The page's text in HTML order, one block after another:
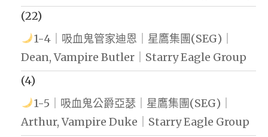
(22)
1-4｜吸血鬼管家迪恩｜星鷹集團(SEG)｜
Dean, Vampire Butler｜Starry Eagle Group
(4)
1-5｜吸血鬼公爵亞瑟｜星鷹集團(SEG)｜
Arthur, Vampire Duke｜Starry Eagle Group